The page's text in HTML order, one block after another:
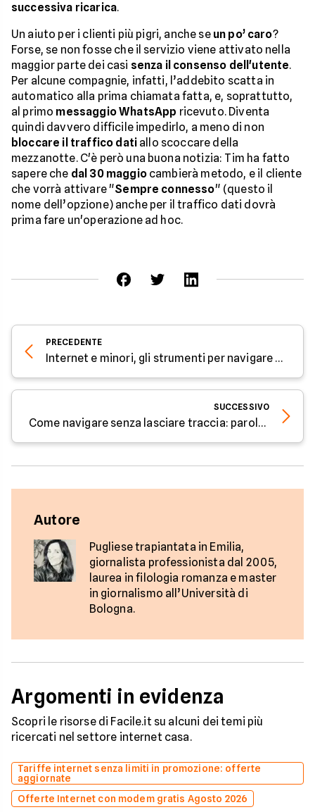
successiva ricarica.
Un aiuto per i clienti più pigri, anche se un po’ caro?
Forse, se non fosse che il servizio viene attivato nella
maggior parte dei casi senza il consenso dell'utente.
Per alcune compagnie, infatti, l’addebito scatta in
automatico alla prima chiamata fatta, e, soprattutto,
al primo messaggio WhatsApp ricevuto. Diventa
quindi davvero difficile impedirlo, a meno di non
bloccare il traffico dati allo scoccare della
mezzanotte. C'è però una buona notizia: Tim ha fatto
sapere che dal 30 maggiocambierà metodo, e il cliente
che vorrà attivare "Sempre connesso" (questo il
nome dell’opzione) anche per il traffico dati dovrà
prima fare un'operazione ad hoc.
PRECEDENTE
Internet e minori, gli strumenti per navigare sicuri
SUCCESSIVO
Come navigare senza lasciare traccia: parola all'esperto di Facile.it
Autore
Pugliese trapiantata in Emilia,
giornalista professionista dal 2005,
laurea in filologia romanza e master
in giornalismo all’Università di
Bologna.
Argomenti in evidenza
Scopri le risorse di Facile.it su alcuni dei temi più
ricercati nel settore internet casa.
Tariffe internet senza limiti in promozione: offerte
aggiornate
Offerte Internet con modem gratis Agosto 2026